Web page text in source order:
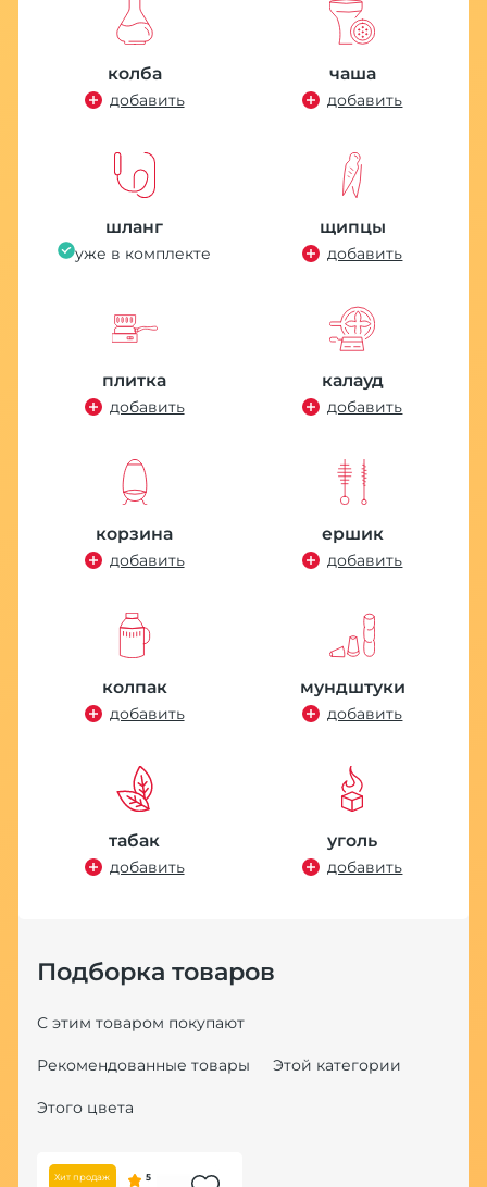
колба
добавить
чаша
добавить
шланг
уже в комплекте
щипцы
добавить
плитка
добавить
калауд
добавить
корзина
добавить
ершик
добавить
колпак
добавить
мундштуки
добавить
табак
добавить
уголь
добавить
Подборка товаров
С этим товаром покупают
Рекомендованные товары Этой категории
Этого цвета
Хит продаж 5